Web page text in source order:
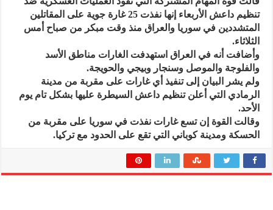
تنظيم داعش الأربعاء إنها نفذت 25 غارة جوية على المقاتلين
المتشددين في سوريا والعراق منذ وقت مبكر من صباح أمس
الثلاثاء.
وأضافت أنه في العراق استهدفت الغارات مناطق الأسد
والفلوجة والموصل وسنجار وبيجي والحويجة.
ولم يشر البيان إلى تنفيذ أي غارات على مقربة من مدينة
الرمادي التي أعلن تنظيم داعش السيطرة عليها بشكل تام يوم
الأحد.
وقالت القوة إن تسع غارات نفذت في سوريا على مقربة من
الحسكة ومدينة كوباني التي تقع على الحدود مع تركيا.